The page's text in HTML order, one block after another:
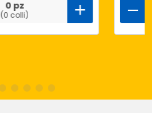
0 pz
(0 colli)